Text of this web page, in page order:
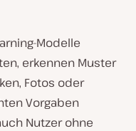
Modelle
erkennen Muster
Fotos oder
Vorgaben
Nutzer ohne